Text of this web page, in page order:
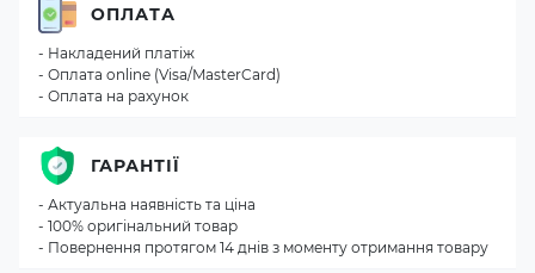
ОПЛАТА
- Накладений платіж
- Оплата online (Visa/MasterCard)
- Оплата на рахунок
ГАРАНТІЇ
- Актуальна наявність та ціна
- 100% оригінальний товар
- Повернення протягом 14 днів з моменту отримання товару